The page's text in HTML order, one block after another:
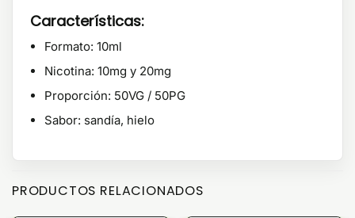
Características:
Formato: 10ml
Nicotina: 10mg y 20mg
Proporción: 50VG / 50PG
Sabor: sandía, hielo
PRODUCTOS RELACIONADOS